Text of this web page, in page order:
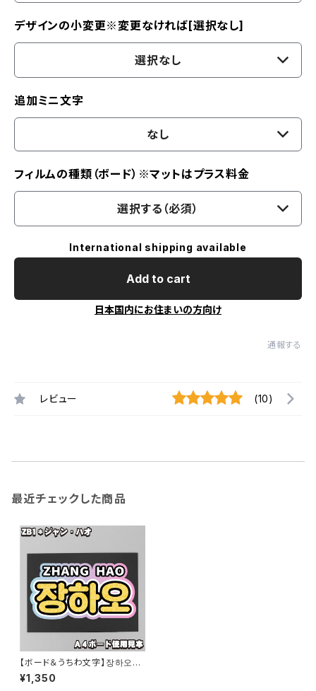
デザインの小変更※変更なければ[選択なし]
選択なし
追加ミニ文字
なし
フィルムの種類（ボード）※マットはプラス料金
選択する（必須）
International shipping available
Add to cart
日本国内にお住まいの方向け
通報する
レビュー (10)
最近チェックした商品
【ボード＆うちわ文字】장하오・
ジャンハオ① 即納 ZB1【ZERO
BASEONE】
¥1,350